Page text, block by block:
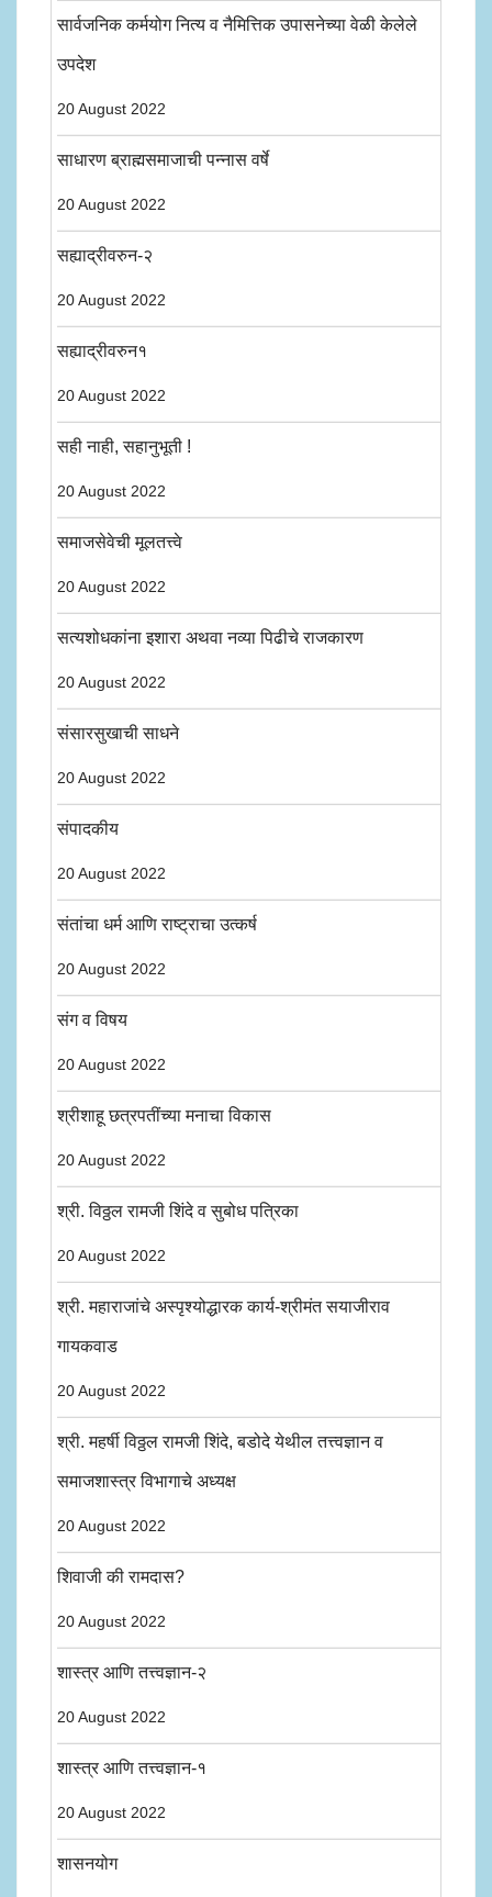
सार्वजनिक कर्मयोग नित्य व नैमित्तिक उपासनेच्या वेळी केलेले
उपदेश
20 August 2022
साधारण ब्राह्मसमाजाची पन्नास वर्षे
20 August 2022
सह्याद्रीवरुन-२
20 August 2022
सह्याद्रीवरुन१
20 August 2022
सही नाही, सहानुभूती !
20 August 2022
समाजसेवेची मूलतत्त्वे
20 August 2022
सत्यशोधकांना इशारा अथवा नव्या पिढीचे राजकारण
20 August 2022
संसारसुखाची साधने
20 August 2022
संपादकीय
20 August 2022
संतांचा धर्म आणि राष्ट्राचा उत्कर्ष
20 August 2022
संग व विषय
20 August 2022
श्रीशाहू छत्रपतींच्या मनाचा विकास
20 August 2022
श्री. विठ्ठल रामजी शिंदे व सुबोध पत्रिका
20 August 2022
श्री. महाराजांचे अस्पृश्योद्धारक कार्य-श्रीमंत सयाजीराव
गायकवाड
20 August 2022
श्री. महर्षी विठ्ठल रामजी शिंदे, बडोदे येथील तत्त्वज्ञान व
समाजशास्त्र विभागाचे अध्यक्ष
20 August 2022
शिवाजी की रामदास?
20 August 2022
शास्त्र आणि तत्त्वज्ञान-२
20 August 2022
शास्त्र आणि तत्त्वज्ञान-१
20 August 2022
शासनयोग